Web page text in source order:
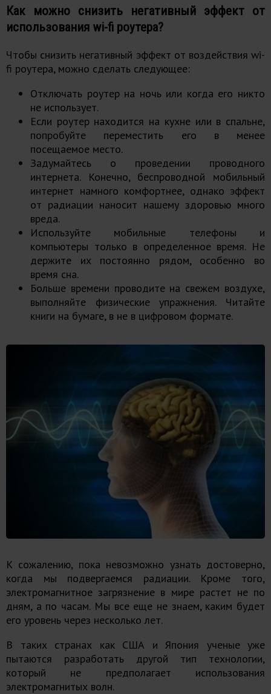
Как можно снизить негативный эффект от
использования wi-fi роутера?
Чтобы снизить негативный эффект от воздействия wi-
fi роутера, можно сделать следующее:
Отключать роутер на ночь или когда его никто
не использует.
Если роутер находится на кухне или в спальне,
попробуйте переместить его в менее
посещаемое место.
Задумайтесь о проведении проводного
интернета. Конечно, беспроводной мобильный
интернет намного комфортнее, однако эффект
от радиации наносит нашему здоровью много
вреда.
Используйте мобильные телефоны и
компьютеры только в определенное время. Не
держите их постоянно рядом, особенно во
время сна.
Больше времени проводите на свежем воздухе,
выполняйте физические упражнения. Читайте
книги на бумаге, в не в цифровом формате.
К сожалению, пока невозможно узнать достоверно,
когда мы подвергаемся радиации. Кроме того,
электромагнитное загрязнение в мире растет не по
дням, а по часам. Мы все еще не знаем, каким будет
его уровень через несколько лет.
В таких странах как США и Япония ученые уже
пытаются разработать другой тип технологии,
который не предполагает использования
электромагнитых волн.